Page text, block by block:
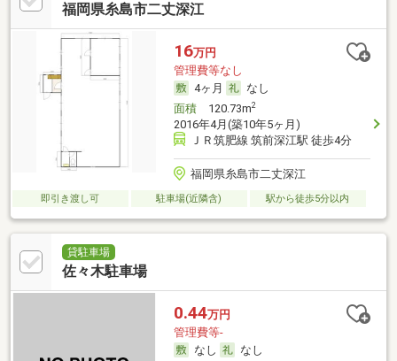
福岡県糸島市二丈深江
16万円
管理費等なし
4ヶ月
なし
面積120.73m2
2016年4月(築10年5ヶ月)
ＪＲ筑肥線 筑前深江駅 徒歩4分
福岡県糸島市二丈深江
即引き渡し可 駐車場(近隣含) 駅から徒歩5分以内
貸駐車場
佐々木駐車場
0.44万円
管理費等-
なし
なし